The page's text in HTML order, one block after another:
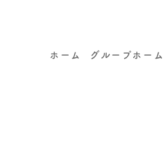
ホーム グループホーム